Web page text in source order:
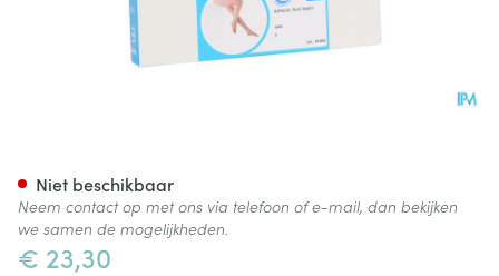
€ 23,30
Niet beschikbaar
Neem contact op met ons via telefoon of e-mail, dan bekijken
we samen de mogelijkheden.